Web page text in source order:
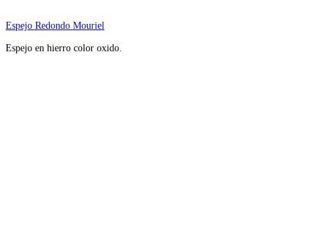
Espejo Redondo Mouriel
Espejo en hierro color oxido.